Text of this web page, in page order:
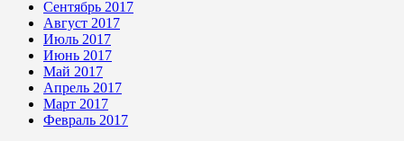
Сентябрь 2017
Август 2017
Июль 2017
Июнь 2017
Май 2017
Апрель 2017
Март 2017
Февраль 2017